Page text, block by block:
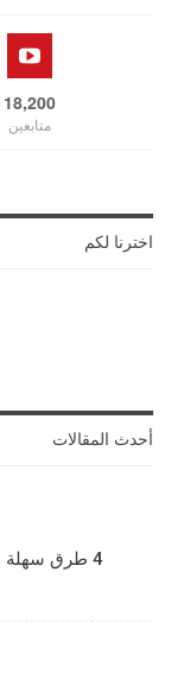
18,200
متابعين
اخترنا لكم
أحدث المقالات
4 طرق سهلة لإزالة البثور والرؤوس السوداء عن الظهر